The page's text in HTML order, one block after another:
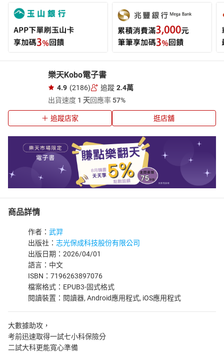
樂天Kobo電子書
4.9 (2186) 追蹤 2.4萬
出貨速度 1 天回應率57%
追蹤店家 逛店舖
商品詳情
作者： 武羿
出版社： 志光保成科技股份有限公司
出版日期：2026/04/01
語言：中文
ISBN：7196263897076
檔案格式：EPUB3-固式格式
閱讀裝置：閱讀器, Android應用程式, iOS應用程式
大數據助攻，
考前迅速取得一試七小科保險分
二試大科更能寬心準備